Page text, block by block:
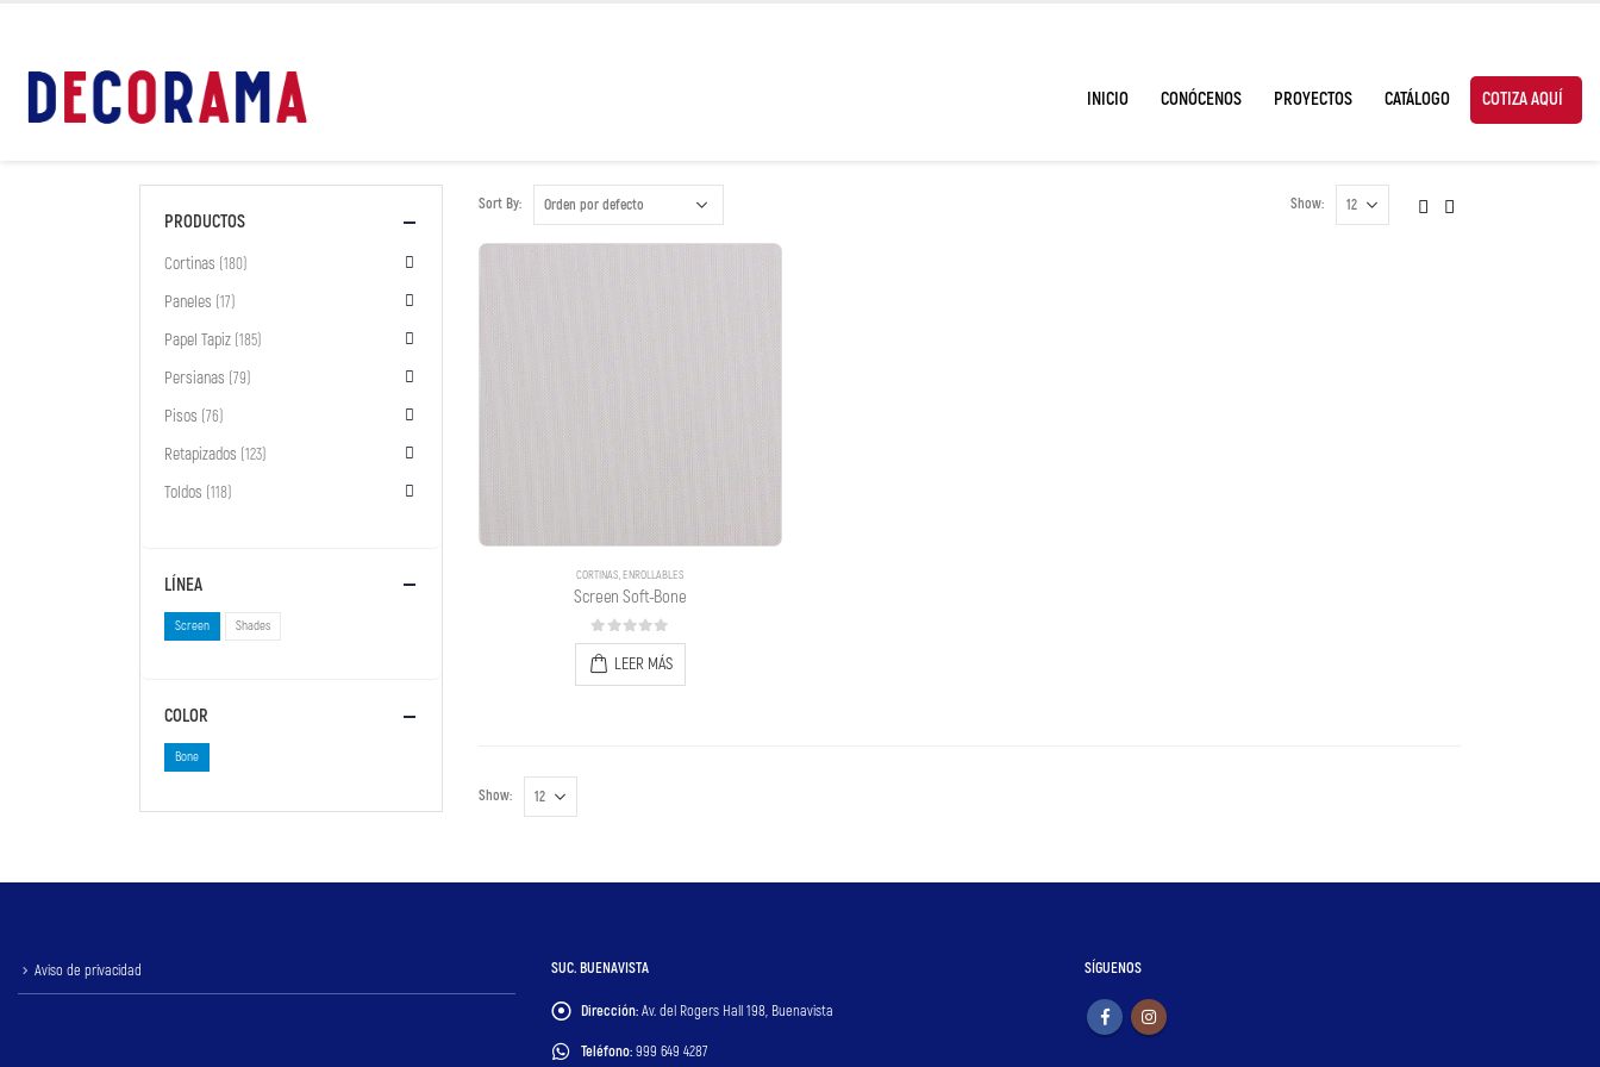
INICIO CONÓCENOS PROYECTOS CATÁLOGO COTIZA AQUÍ
Sort By: Show:
CORTINAS,ENROLLABLES
Screen Soft-Bone
0out of 5
LEER MÁS
Show:
PRODUCTOS
Cortinas (180)
Paneles (17)
Papel Tapiz (185)
Persianas (79)
Pisos (76)
Retapizados (123)
Toldos (118)
LÍNEA
Screen Shades
COLOR
Bone
Aviso de privacidad SUC. BUENAVISTA
Dirección:Av. del Rogers Hall 198, Buenavista
Teléfono:999 649 4287
SÍGUENOS